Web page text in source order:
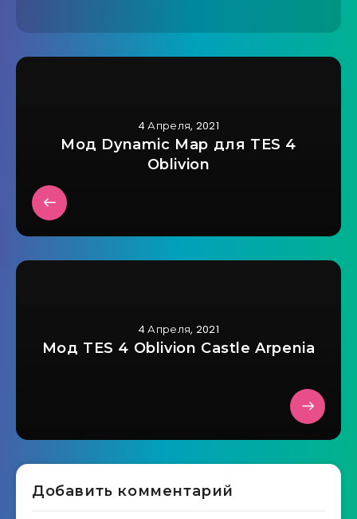
4 Апреля, 2021
Мод Dynamic Map для TES 4
Oblivion
4 Апреля, 2021
Мод TES 4 Oblivion Castle Arpenia
Добавить комментарий